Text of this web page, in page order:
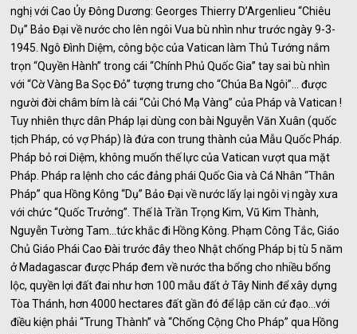
nghị với Cao Ủy Đông Dương: Georges Thierry D’Argenlieu “Chiêu
Dụ” Bảo Đại về nước cho lên ngôi Vua bù nhìn như trước ngày 9-3-
1945. Ngô Đình Diệm, công bộc của Vatican làm Thủ Tướng nắm
trọn “Quyền Hành” trong cái “Chính Phủ Quốc Gia” tay sai bù nhìn
với “Cờ Vàng Ba Sọc Đỏ” tượng trưng cho “Chúa Ba Ngôi”… được
người đời châm bím là cái “Củi Chó Mạ Vàng” của Pháp và Vatican !
Tuy nhiên thực dân Pháp lại dùng con bài Nguyễn Văn Xuân (quốc
tịch Pháp, có vợ Pháp) là đứa con trung thành của Mẫu Quốc Pháp.
Pháp bỏ rơi Diệm, không muốn thế lực của Vatican vượt qua mặt
Pháp. Pháp ra lệnh cho các đảng phái Quốc Gia và Cá Nhân “Thân
Pháp” qua Hồng Kông “Dụ” Bảo Đại về nước lấy lại ngôi vị ngày xưa
với chức “Quốc Trưởng”. Thế là Trần Trọng Kim, Vũ Kim Thành,
Nguyễn Tường Tam…tức khắc đi Hồng Kông. Phạm Công Tắc, Giáo
Chủ Giáo Phái Cao Đài trước đây theo Nhật chống Pháp bị tù 5 năm
ở Madagascar được Pháp đem về nước tha bổng cho nhiều bổng
lộc, quyền lợi đất đai như hơn 100 mẫu đất ở Tây Ninh để xây dựng
Tòa Thánh, hơn 4000 hectares đất gần đó để lập căn cứ đạo…với
điều kiện phải “Trung Thành” và “Chống Cộng Cho Pháp” qua Hồng